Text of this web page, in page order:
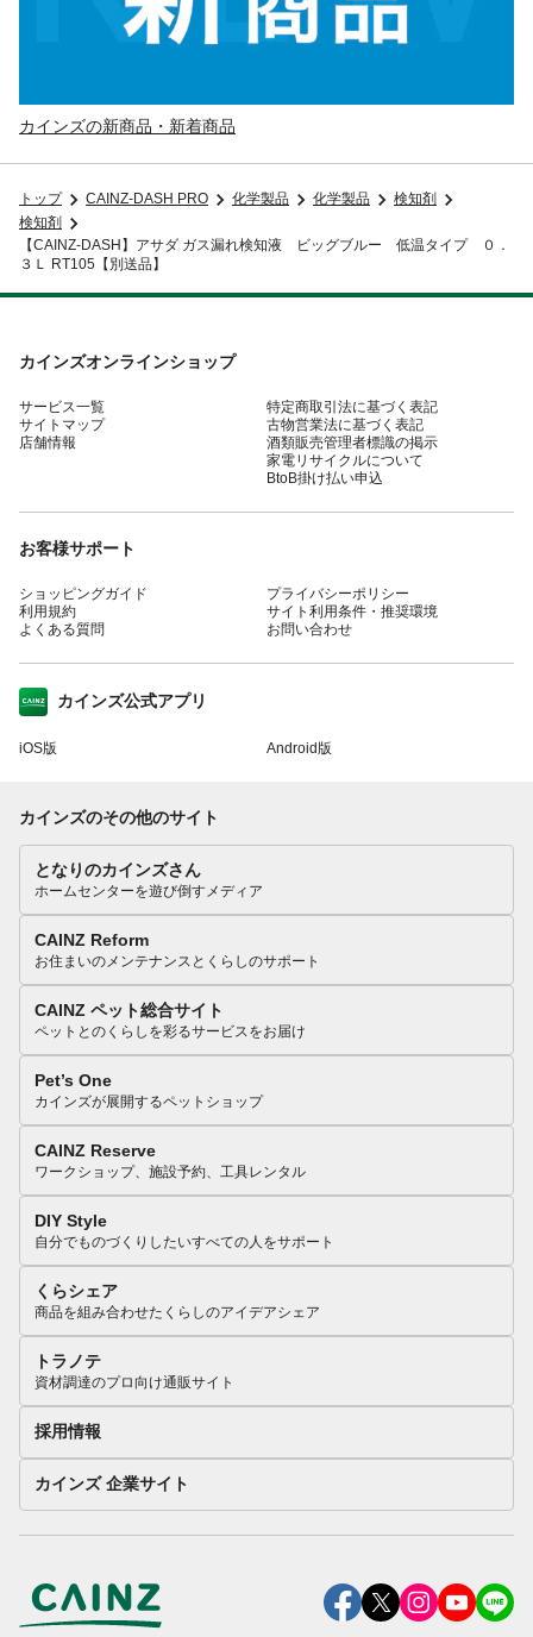
カインズの新商品・新着商品
トップ CAINZ-DASH PRO 化学製品 化学製品
検知剤
検知剤
【CAINZ-DASH】アサダ ガス漏れ検知液 ビッグブルー 低温タイプ ０．
３Ｌ RT105【別送品】
カインズオンラインショップ
サービス一覧
サイトマップ
店舗情報
特定商取引法に基づく表記
古物営業法に基づく表記
酒類販売管理者標識の掲示
家電リサイクルについて
BtoB掛け払い申込
お客様サポート
ショッピングガイド
利用規約
よくある質問
プライバシーポリシー
サイト利用条件・推奨環境
お問い合わせ
カインズ公式アプリ
iOS版 Android版
カインズのその他のサイト
となりのカインズさん
ホームセンターを遊び倒すメディア
CAINZ Reform
お住まいのメンテナンスとくらしのサポート
CAINZ ペット総合サイト
ペットとのくらしを彩るサービスをお届け
Pet’s One
カインズが展開するペットショップ
CAINZ Reserve
ワークショップ、施設予約、工具レンタル
DIY Style
自分でものづくりしたいすべての人をサポート
くらシェア
商品を組み合わせたくらしのアイデアシェア
トラノテ
資材調達のプロ向け通販サイト
採用情報
カインズ 企業サイト